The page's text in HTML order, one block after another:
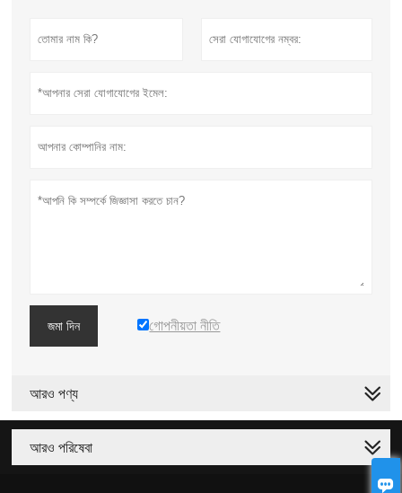

জমা দিন গোপনীয়তা নীতি
আরও পণ্য
আরও পরিষেবা